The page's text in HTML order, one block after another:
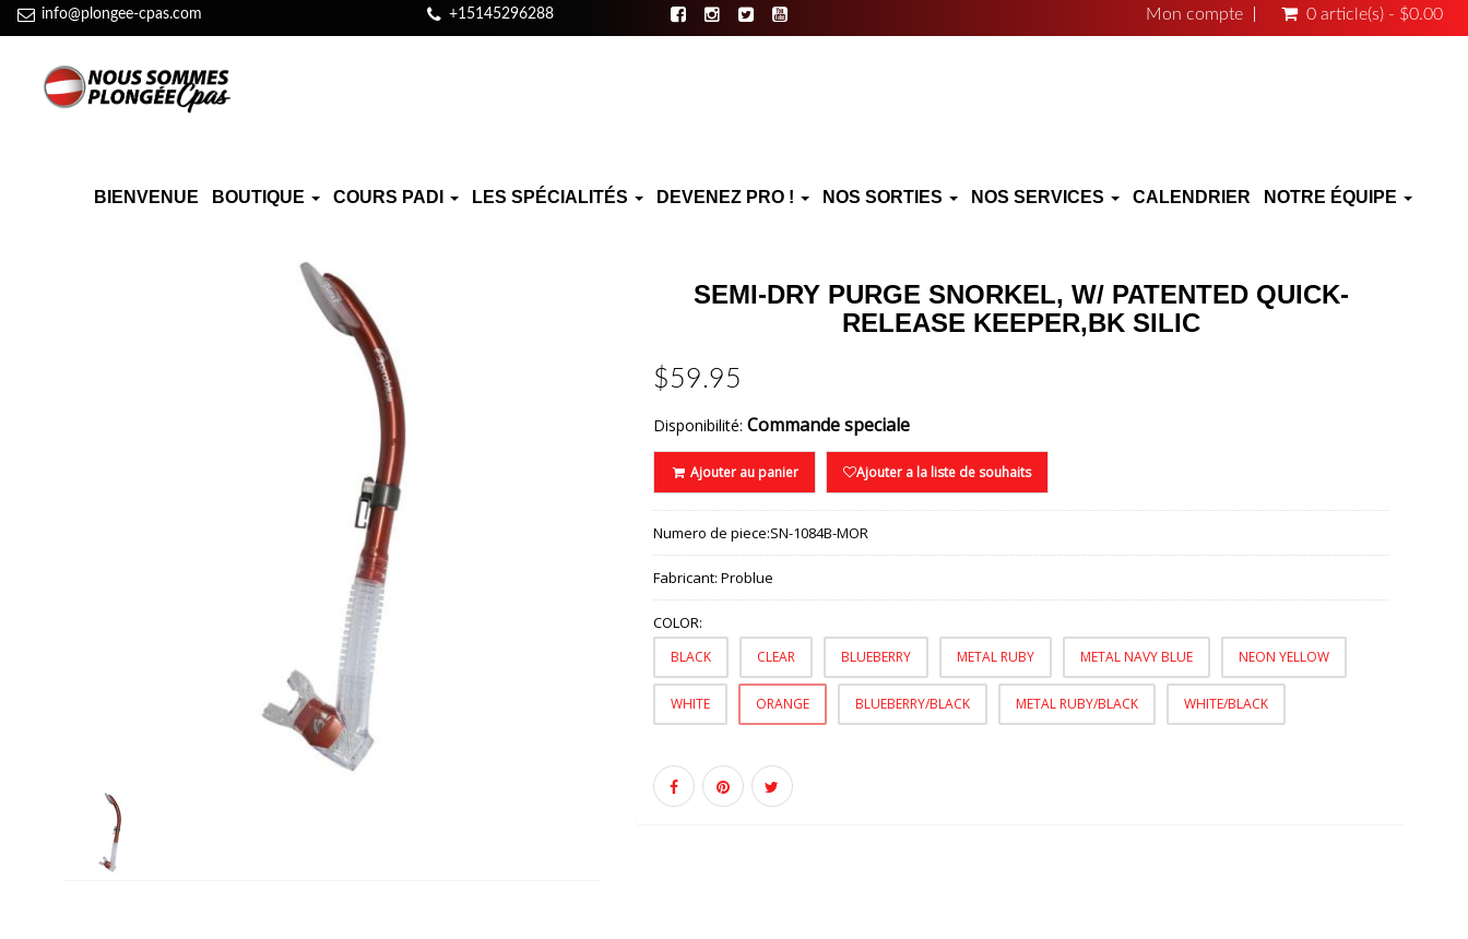
info@plongee-cpas.com +15145296288 Mon compte 0 article(s) - $0.00
BIENVENUE BOUTIQUE COURS PADI LES SPÉCIALITÉS DEVENEZ PRO ! NOS SORTIES NOS SERVICES CALENDRIER NOTRE ÉQUIPE
SEMI-DRY PURGE SNORKEL, W/ PATENTED QUICK-
RELEASE KEEPER,BK SILIC
$59.95
Disponibilité: Commande speciale
Ajouter au panier Ajouter a la liste de souhaits
Numero de piece:SN-1084B-MOR
Fabricant: Problue
COLOR:
BLACK CLEAR BLUEBERRY METAL RUBY METAL NAVY BLUE NEON YELLOW
WHITE ORANGE BLUEBERRY/BLACK METAL RUBY/BLACK WHITE/BLACK